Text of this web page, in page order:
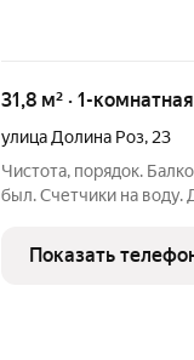
31,8 м² · 1-
улица Долина Роз, 23
Чистота, порядок.
был. Счетчики на
старая, но
Показать